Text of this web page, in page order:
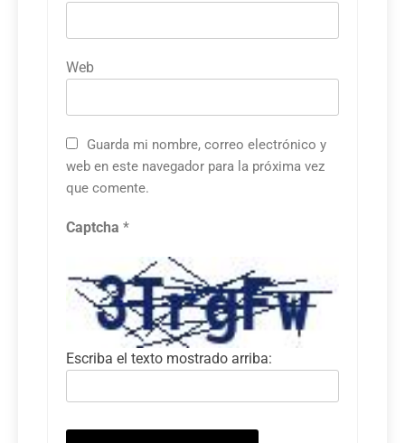
Web
Guarda mi nombre, correo electrónico y
web en este navegador para la próxima vez
que comente.
Captcha *
Escriba el texto mostrado arriba: